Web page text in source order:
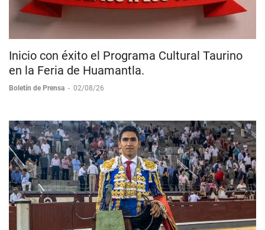
Inicio con éxito el Programa Cultural Taurino
en la Feria de Huamantla.
Boletín de Prensa - 02/08/26